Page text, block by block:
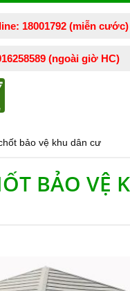
18001792 (miễn cước)
(ngoài giờ HC)
bảo vệ khu dân cư
BẢO VỆ